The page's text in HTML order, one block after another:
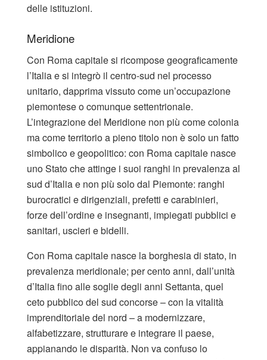
delle istituzioni.
Meridione
Con Roma capitale si ricompose geograficamente
l’Italia e si integrò il centro-sud nel processo
unitario, dapprima vissuto come un’occupazione
piemontese o comunque settentrionale.
L’integrazione del Meridione non più come colonia
ma come territorio a pieno titolo non è solo un fatto
simbolico e geopolitico: con Roma capitale nasce
uno Stato che attinge i suoi ranghi in prevalenza al
sud d’Italia e non più solo dal Piemonte: ranghi
burocratici e dirigenziali, prefetti e carabinieri,
forze dell’ordine e insegnanti, impiegati pubblici e
sanitari, uscieri e bidelli.
Con Roma capitale nasce la borghesia di stato, in
prevalenza meridionale; per cento anni, dall’unità
d’Italia fino alle soglie degli anni Settanta, quel
ceto pubblico del sud concorse – con la vitalità
imprenditoriale del nord – a modernizzare,
alfabetizzare, strutturare e integrare il paese,
appianando le disparità. Non va confuso lo